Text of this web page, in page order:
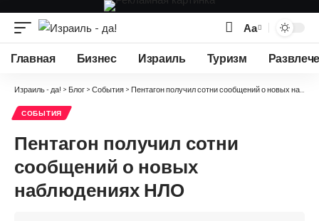
Изменение
размера
Аа
Главная Бизнес Израиль Туризм
Израиль - да! > Блог > События > Пентагон получил сотни сообщений о новых наблюдениях НЛО
СОБЫТИЯ
Пентагон получил сотни
сообщений о новых
наблюдениях НЛО